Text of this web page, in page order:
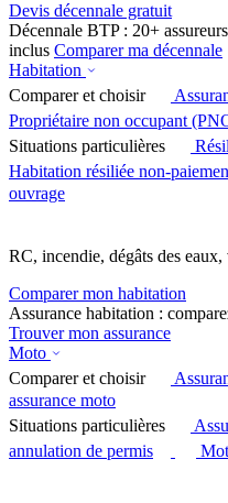
Devis décennale gratuit
Décennale BTP : 20+
inclus Comparer ma décennale
Habitation
Comparer et choisir
Propriétaire non occupant
Situations particulières
Habitation résiliée non-
ouvrage
RC, incendie, dégâts des
Comparer mon habitation
Assurance habitation :
Trouver mon assurance
Moto
Comparer et choisir
assurance moto
Situations particulières
annulation de permis